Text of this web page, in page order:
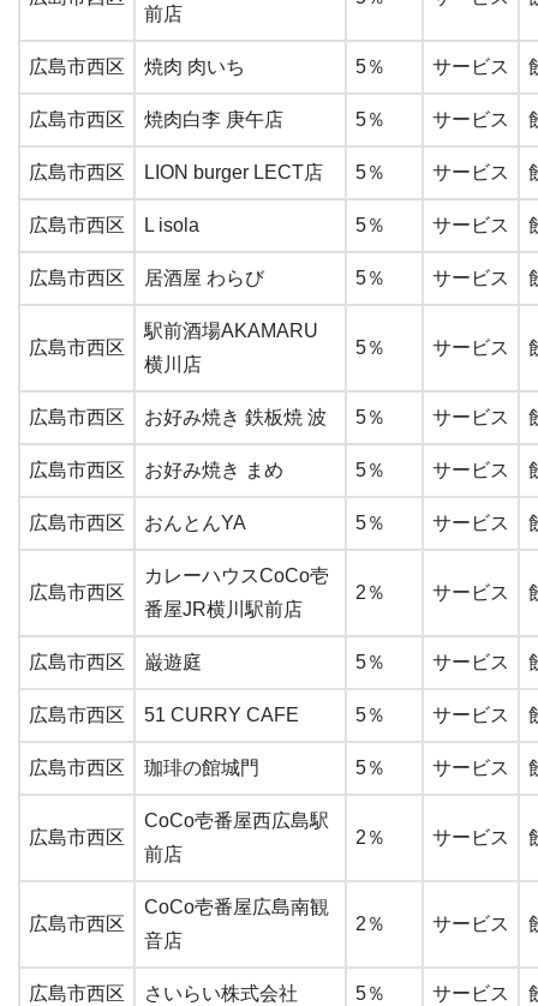
前店
広島市西区 焼肉 肉いち 5％ サービス
広島市西区 焼肉白李 庚午店 5％ サービス
広島市西区 LION burger LECT店 5％ サービス
広島市西区 L isola 5％ サービス
広島市西区 居酒屋 わらび 5％ サービス
広島市西区
駅前酒場AKAMARU
横川店
5％ サービス
広島市西区 お好み焼き 鉄板焼 波 5％ サービス
広島市西区 お好み焼き まめ 5％ サービス
広島市西区 おんとんYA 5％ サービス
広島市西区
カレーハウスCoCo壱
番屋JR横川駅前店
2％ サービス
広島市西区 巌遊庭 5％ サービス
広島市西区 51 CURRY CAFE 5％ サービス
広島市西区 珈琲の館城門 5％ サービス
広島市西区
CoCo壱番屋西広島駅
前店
2％ サービス
広島市西区
CoCo壱番屋広島南観
音店
2％ サービス
広島市西区 さいらい株式会社 5％ サービス